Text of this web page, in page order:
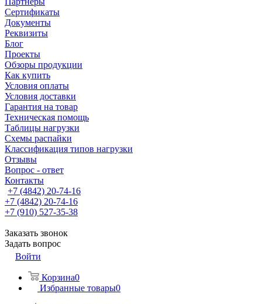
Сертификаты
Документы
Реквизиты
Блог
Проекты
Обзоры продукции
Как купить
Условия оплаты
Условия доставки
Гарантия на товар
Техническая помощь
Таблицы нагрузки
Схемы распайки
Классификация типов нагрузки
Отзывы
Вопрос - ответ
Контакты
+7 (4842) 20-74-16
+7 (4842) 20-74-16
+7 (910) 527-35-38
Заказать звонок
Задать вопрос
Войти
Корзина0
Избранные товары0